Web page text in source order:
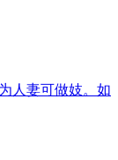
人妻可做妓。如